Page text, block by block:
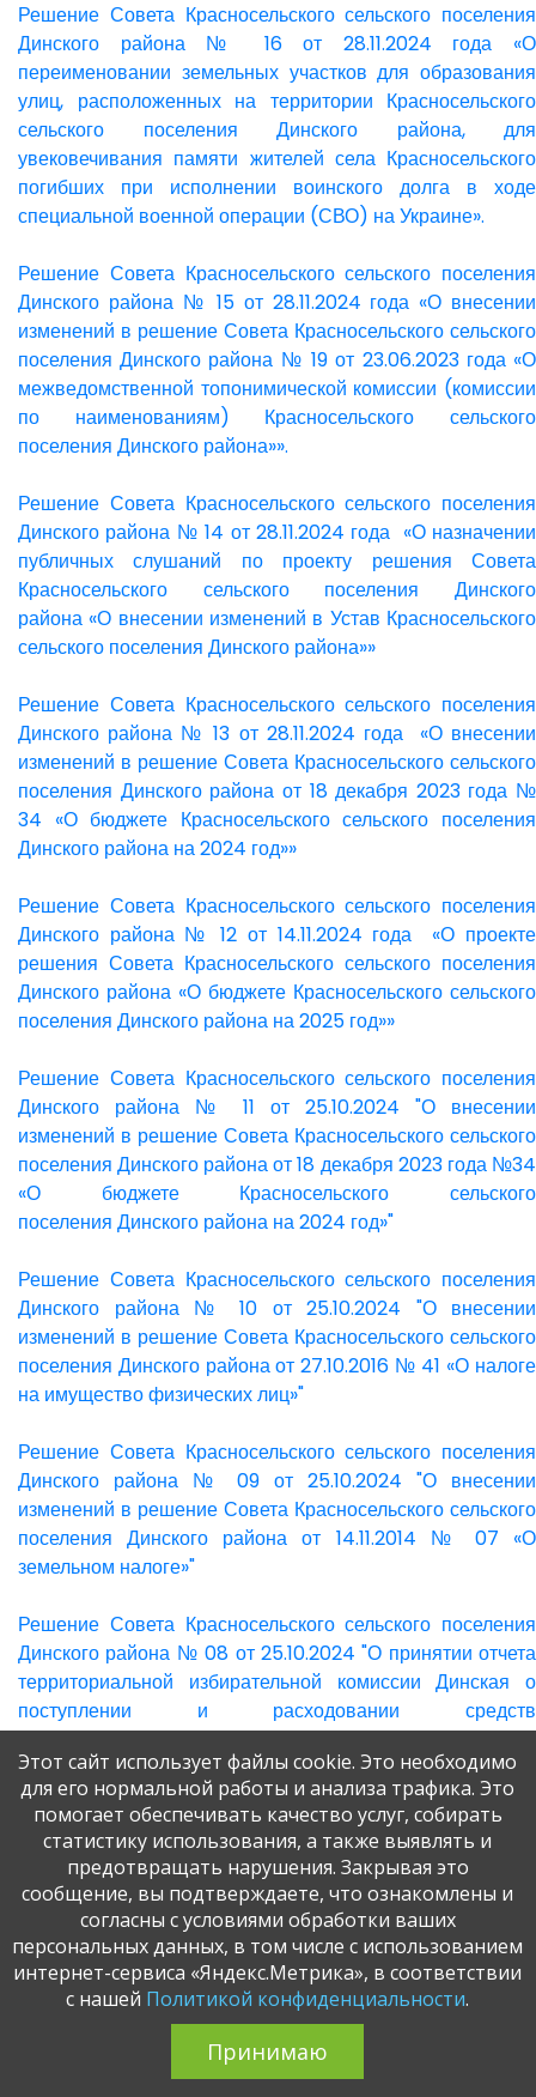
Решение Совета Красносельского сельского поселения
Динского района № 16 от 28.11.2024 года «О
переименовании земельных участков для образования
улиц, расположенных на территории Красносельского
сельского поселения Динского района, для
увековечивания памяти жителей села Красносельского
погибших при исполнении воинского долга в ходе
специальной военной операции (СВО) на Украине».
Решение Совета Красносельского сельского поселения
Динского района № 15 от 28.11.2024 года «О внесении
изменений в решение Совета Красносельского сельского
поселения Динского района № 19 от 23.06.2023 года «О
межведомственной топонимической комиссии (комиссии
по наименованиям) Красносельского сельского
поселения Динского района»».
Решение Совета Красносельского сельского поселения
Динского района № 14 от 28.11.2024 года «О назначении
публичных слушаний по проекту решения Совета
Красносельского сельского поселения Динского
района «О внесении изменений в Устав Красносельского
сельского поселения Динского района»»
Решение Совета Красносельского сельского поселения
Динского района № 13 от 28.11.2024 года «О внесении
изменений в решение Совета Красносельского сельского
поселения Динского района от 18 декабря 2023 года №
34 «О бюджете Красносельского сельского поселения
Динского района на 2024 год»»
Решение Совета Красносельского сельского поселения
Динского района № 12 от 14.11.2024 года «О проекте
решения Совета Красносельского сельского поселения
Динского района «О бюджете Красносельского сельского
поселения Динского района на 2025 год»»
Решение Совета Красносельского сельского поселения
Динского района № 11 от 25.10.2024 "О внесении
изменений в решение Совета Красносельского сельского
поселения Динского района от 18 декабря 2023 года №34
«О бюджете Красносельского сельского
поселения Динского района на 2024 год»"
Решение Совета Красносельского сельского поселения
Динского района № 10 от 25.10.2024 "О внесении
изменений в решение Совета Красносельского сельского
поселения Динского района от 27.10.2016 № 41 «О налоге
на имущество физических лиц»"
Решение Совета Красносельского сельского поселения
Динского района № 09 от 25.10.2024 "О внесении
изменений в решение Совета Красносельского сельского
поселения Динского района от 14.11.2014 № 07 «О
земельном налоге»"
Решение Совета Красносельского сельского поселения
Динского района № 08 от 25.10.2024 "О принятии отчета
территориальной избирательной комиссии Динская о
поступлении и расходовании средств
бюджета Красносельского сельского поселения Динского
района, выделенных на подготовку и проведение
муниципальных выборов, местного референдума"
Решение Совета Красносельского сельского поселения
Динского района № 07 от 25.10.2024 "О назначении
публичных слушаний по проекту решения Совета
Красносельского сельского поселения Динского района
«О внесении изменений в Устав Красносельского
сельского поселения Динского района»"
Решение Совета Красносельского сельского поселения
Динского района № 06 от 27.09.2024 "О создании
Этот сайт использует файлы cookie. Это необходимо
для его нормальной работы и анализа трафика. Это
помогает обеспечивать качество услуг, собирать
статистику использования, а также выявлять и
предотвращать нарушения. Закрывая это
сообщение, вы подтверждаете, что ознакомлены и
согласны с условиями обработки ваших
персональных данных, в том числе с использованием
интернет-сервиса «Яндекс.Метрика», в соответствии
с нашей Политикой конфиденциальности.
Принимаю